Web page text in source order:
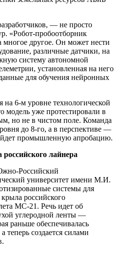
— не просто
«Робот-пробоотборник
многое другое. Он может нести
различные датчики, на
систему автономной
установленная на него
для обучения нейронных
на 6-м уровне технологической
модель уже протестировали в
но не в чистом поле. Команда
до 8-го, а в перспективе —
промышленную апробацию.
лайнера
Российский
университет имени М.И.
системы для
российского
МС-21. Речь идет об
углеродной ленты —
раньше обеспечивалась
создается силами